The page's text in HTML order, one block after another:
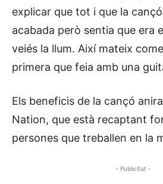
explicar que tot i que la
acabada però sentia que era
veiés la llum. Així mateix
primera que feia amb una
Els beneficis de la cançó
Nation, que està recaptant
persones que treballen en la
- Publicitat -